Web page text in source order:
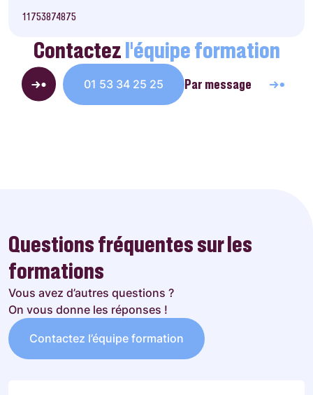
11753874875
Contactezl’équipe formation
01 53 34 25 25 Par message
Questions fréquentes sur les
formations
Vous avez d’autres questions ?
On vous donne les réponses !
Contactez l’équipe formation